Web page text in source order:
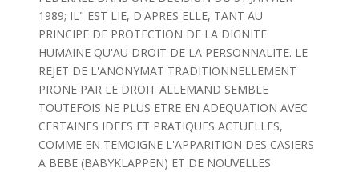
1989; IL" EST LIE, D'APRES ELLE, TANT AU
PRINCIPE DE PROTECTION DE LA DIGNITE
HUMAINE QU'AU DROIT DE LA PERSONNALITE. LE
REJET DE L'ANONYMAT TRADITIONNELLEMENT
PRONE PAR LE DROIT ALLEMAND SEMBLE
TOUTEFOIS NE PLUS ETRE EN ADEQUATION AVEC
CERTAINES IDEES ET PRATIQUES ACTUELLES,
COMME EN TEMOIGNE L'APPARITION DES CASIERS
A BEBE (BABYKLAPPEN) ET DE NOUVELLES